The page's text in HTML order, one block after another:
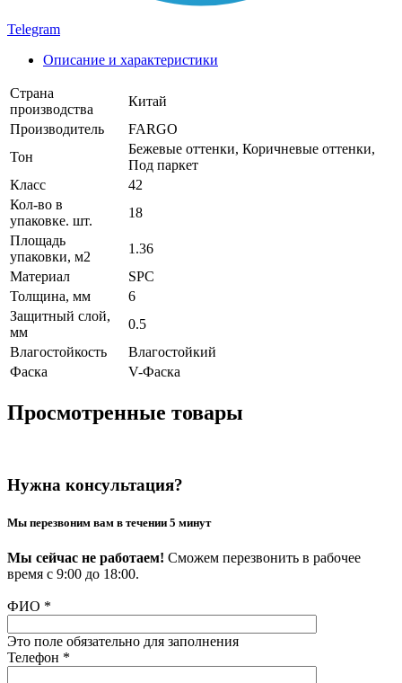
Telegram
Описание и характеристики
Страна
производства
Китай
Производитель
FARGO
Тон
Бежевые оттенки, Коричневые оттенки,
Под паркет
Класс
42
Кол-во в
упаковке. шт.
18
Площадь
упаковки, м2
1.36
Материал
SPC
Толщина, мм
6
Защитный слой,
мм
0.5
Влагостойкость
Влагостойкий
Фаска
V-Фаска
Просмотренные товары
Нужна консультация?
Мы перезвоним вам в течении 5 минут
Мы сейчас не работаем! Сможем перезвонить в рабочее
время с 9:00 до 18:00.
ФИО *
Это поле обязательно для заполнения
Телефон *